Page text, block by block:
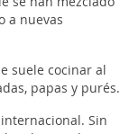
a nuevas
suele cocinar al
papas y purés.
Sin